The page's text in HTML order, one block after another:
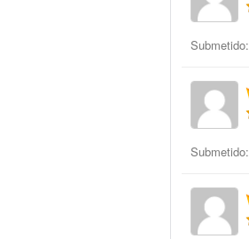
Submetido:
Submetido: